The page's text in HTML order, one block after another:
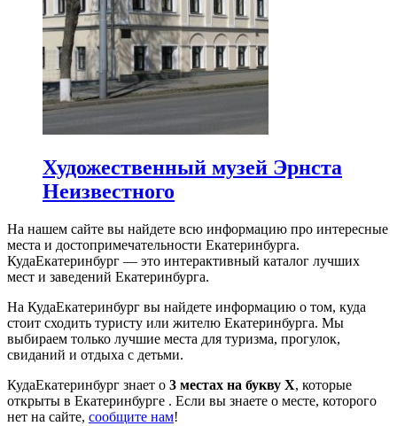
Художественный музей Эрнста
Неизвестного
На нашем сайте вы найдете всю информацию про интересные
места и достопримечательности Екатеринбурга.
КудаЕкатеринбург — это интерактивный каталог лучших
мест и заведений Екатеринбурга.
На КудаЕкатеринбург вы найдете информацию о том, куда
стоит сходить туристу или жителю Екатеринбурга. Мы
выбираем только лучшие места для туризма, прогулок,
свиданий и отдыха с детьми.
КудаЕкатеринбург знает о 3 местах на букву Х, которые
открыты в Екатеринбурге . Если вы знаете о месте, которого
нет на сайте, сообщите нам!